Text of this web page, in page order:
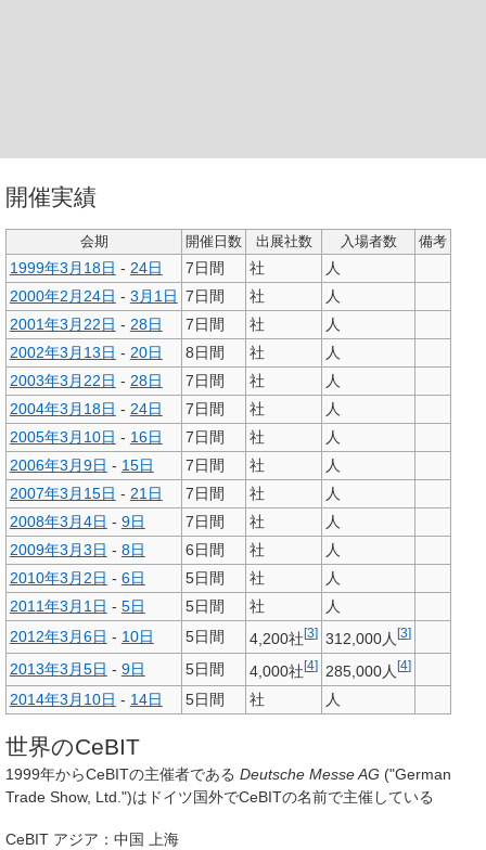
開催実績
会期 開催日数 出展社数 入場者数 備考
1999年3月18日 - 24日 7日間 社
人
2000年2月24日 - 3月1日 7日間 社
人
2001年3月22日 - 28日 7日間 社
人
2002年3月13日 - 20日 8日間 社
人
2003年3月22日 - 28日 7日間 社
人
2004年3月18日 - 24日 7日間 社
人
2005年3月10日 - 16日 7日間 社
人
2006年3月9日 - 15日 7日間 社
人
2007年3月15日 - 21日 7日間 社
人
2008年3月4日 - 9日 7日間 社
人
2009年3月3日 - 8日 6日間 社
人
2010年3月2日 - 6日 5日間 社
人
2011年3月1日 - 5日 5日間 社
人
2012年3月6日 - 10日 5日間 4,200社[3] 312,000人 [3]
2013年3月5日 - 9日 5日間 4,000社[4] 285,000人 [4]
2014年3月10日 - 14日 5日間 社 人
世界のCeBIT
1999年からCeBITの主催者である Deutsche Messe AG ("German
Trade Show, Ltd.")はドイツ国外でCeBITの名前で主催している
CeBIT アジア：中国 上海